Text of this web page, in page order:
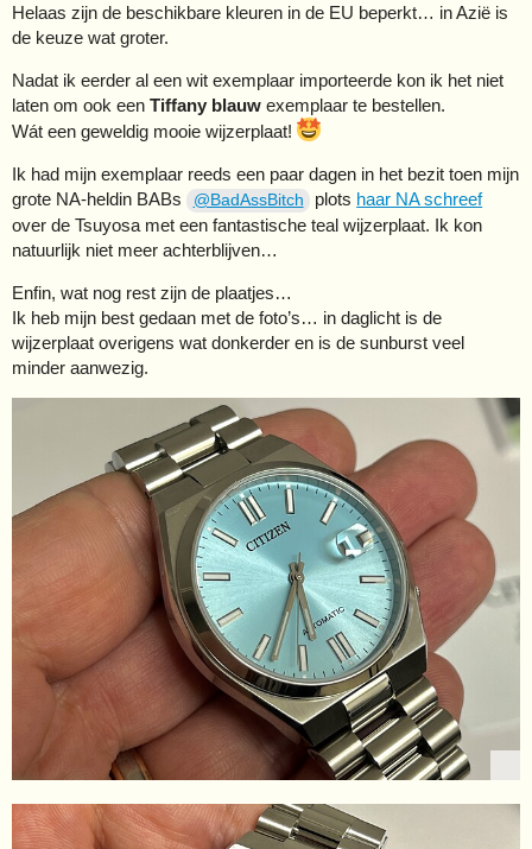
Helaas zijn de beschikbare kleuren in de EU beperkt… in Azië is
de keuze wat groter.
Nadat ik eerder al een wit exemplaar importeerde kon ik het niet
laten om ook een Tiffany blauw exemplaar te bestellen.
Wát een geweldig mooie wijzerplaat!
Ik had mijn exemplaar reeds een paar dagen in het bezit toen mijn
grote NA-heldin BABs
@BadAssBitch plots haar NA schreef
over de Tsuyosa met een fantastische teal wijzerplaat. Ik kon
natuurlijk niet meer achterblijven…
Enfin, wat nog rest zijn de plaatjes…
Ik heb mijn best gedaan met de foto’s… in daglicht is de
wijzerplaat overigens wat donkerder en is de sunburst veel
minder aanwezig.